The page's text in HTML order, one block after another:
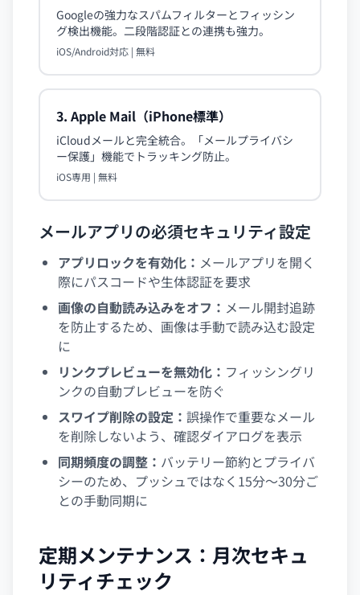
Googleの強力なスパムフィルターとフィッシン
グ検出機能。二段階認証との連携も強力。
iOS/Android対応 | 無料
3. Apple Mail（iPhone標準）
iCloudメールと完全統合。「メールプライバシ
ー保護」機能でトラッキング防止。
iOS専用 | 無料
メールアプリの必須セキュリティ設定
アプリロックを有効化： メールアプリを開く
際にパスコードや生体認証を要求
画像の自動読み込みをオフ： メール開封追跡
を防止するため、画像は手動で読み込む設定
に
リンクプレビューを無効化： フィッシングリ
ンクの自動プレビューを防ぐ
スワイプ削除の設定： 誤操作で重要なメール
を削除しないよう、確認ダイアログを表示
同期頻度の調整： バッテリー節約とプライバ
シーのため、プッシュではなく15分〜30分ご
との手動同期に
定期メンテナンス：月次セキュ
リティチェック